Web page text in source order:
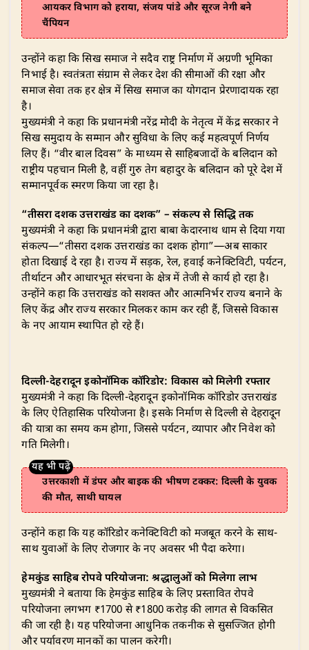
आयकर विभाग को हराया, संजय पांडे और सूरज नेगी बने
चैंपियन
उन्होंने कहा कि सिख समाज ने सदैव राष्ट्र निर्माण में अग्रणी भूमिका
निभाई है। स्वतंत्रता संग्राम से लेकर देश की सीमाओं की रक्षा और
समाज सेवा तक हर क्षेत्र में सिख समाज का योगदान प्रेरणादायक रहा
है।
मुख्यमंत्री ने कहा कि प्रधानमंत्री नरेंद्र मोदी के नेतृत्व में केंद्र सरकार ने
सिख समुदाय के सम्मान और सुविधा के लिए कई महत्वपूर्ण निर्णय
लिए हैं। “वीर बाल दिवस” के माध्यम से साहिबजादों के बलिदान को
राष्ट्रीय पहचान मिली है, वहीं गुरु तेग बहादुर के बलिदान को पूरे देश में
सम्मानपूर्वक स्मरण किया जा रहा है।
“तीसरा दशक उत्तराखंड का दशक” – संकल्प से सिद्धि तक
मुख्यमंत्री ने कहा कि प्रधानमंत्री द्वारा बाबा केदारनाथ धाम से दिया गया
संकल्प—“तीसरा दशक उत्तराखंड का दशक होगा”—अब साकार
होता दिखाई दे रहा है। राज्य में सड़क, रेल, हवाई कनेक्टिविटी, पर्यटन,
तीर्थाटन और आधारभूत संरचना के क्षेत्र में तेजी से कार्य हो रहा है।
उन्होंने कहा कि उत्तराखंड को सशक्त और आत्मनिर्भर राज्य बनाने के
लिए केंद्र और राज्य सरकार मिलकर काम कर रही हैं, जिससे विकास
के नए आयाम स्थापित हो रहे हैं।
दिल्ली-देहरादून इकोनॉमिक कॉरिडोर: विकास को मिलेगी रफ्तार
मुख्यमंत्री ने कहा कि दिल्ली-देहरादून इकोनॉमिक कॉरिडोर उत्तराखंड
के लिए ऐतिहासिक परियोजना है। इसके निर्माण से दिल्ली से देहरादून
की यात्रा का समय कम होगा, जिससे पर्यटन, व्यापार और निवेश को
गति मिलेगी।
उत्तरकाशी में डंपर और बाइक की भीषण टक्कर: दिल्ली के युवक
की मौत, साथी घायल
उन्होंने कहा कि यह कॉरिडोर कनेक्टिविटी को मजबूत करने के साथ-
साथ युवाओं के लिए रोजगार के नए अवसर भी पैदा करेगा।
हेमकुंड साहिब रोपवे परियोजना: श्रद्धालुओं को मिलेगा लाभ
मुख्यमंत्री ने बताया कि हेमकुंड साहिब के लिए प्रस्तावित रोपवे
परियोजना लगभग ₹1700 से ₹1800 करोड़ की लागत से विकसित
की जा रही है। यह परियोजना आधुनिक तकनीक से सुसज्जित होगी
और पर्यावरण मानकों का पालन करेगी।